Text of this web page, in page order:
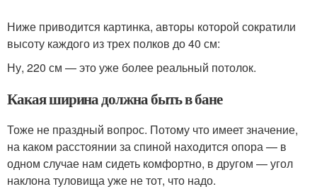
Ниже приводится картинка, авторы которой сократили
высоту каждого из трех полков до 40 см:
Ну, 220 см — это уже более реальный потолок.
Какая ширина должна быть в бане
Тоже не праздный вопрос. Потому что имеет значение,
на каком расстоянии за спиной находится опора — в
одном случае нам сидеть комфортно, в другом — угол
наклона туловища уже не тот, что надо.